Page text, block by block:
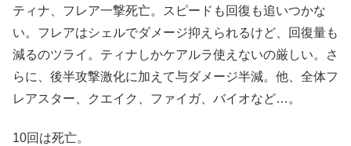
ティナ、フレア一撃死亡。スピードも回復も追いつかな
い。フレアはシェルでダメージ抑えられるけど、回復量も
減るのツライ。ティナしかケアルラ使えないの厳しい。さ
らに、後半攻撃激化に加えて与ダメージ半減。他、全体フ
レアスター、クエイク、ファイガ、バイオなど…。
10回は死亡。